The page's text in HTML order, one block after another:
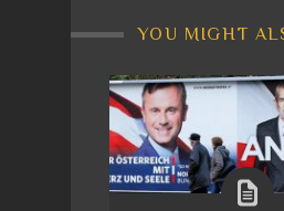
YOU MIGHT